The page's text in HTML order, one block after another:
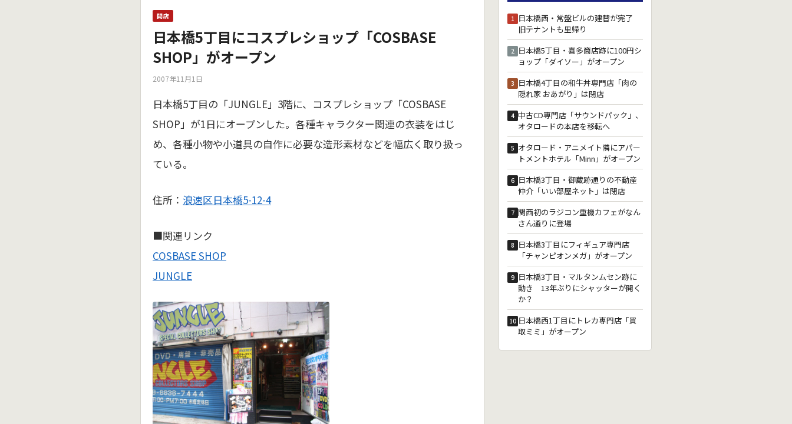
開店
日本橋5丁目にコスプレショップ「COSBASE
SHOP」がオープン
2007年11月1日
日本橋5丁目の「JUNGLE」3階に、コスプレショップ「COSBASE
SHOP」が1日にオープンした。各種キャラクター関連の衣装をはじ
め、各種小物や小道具の自作に必要な造形素材などを幅広く取り扱っ
ている。
住所： 浪速区日本橋5-12-4
■関連リンク
COSBASE SHOP
JUNGLE
1 日本橋西・常盤ビルの建替が完了
旧テナントも里帰り
2 日本橋5丁目・喜多商店跡に100円シ
ョップ「ダイソー」がオープン
3 日本橋4丁目の和牛丼専門店「肉の
隠れ家 おあがり」は閉店
4 中古CD専門店「サウンドパック」、
オタロードの本店を移転へ
5 オタロード・アニメイト隣にアパー
トメントホテル「Minn」がオープン
6 日本橋3丁目・御蔵跡通りの不動産
仲介「いい部屋ネット」は閉店
7 関西初のラジコン重機カフェがなん
さん通りに登場
8 日本橋3丁目にフィギュア専門店
「チャンピオンメガ」がオープン
9 日本橋3丁目・マルタンムセン跡に
動き 13年ぶりにシャッターが開く
か？
10 日本橋西1丁目にトレカ専門店「買
取ミミ」がオープン